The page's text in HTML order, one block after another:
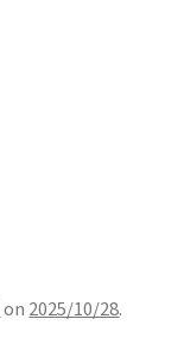
on 2025/10/28.